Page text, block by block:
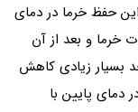
حفظ خرما در دمای
خرما و بعد از آن
بسیار زیادی کاهش
دمای پایین با